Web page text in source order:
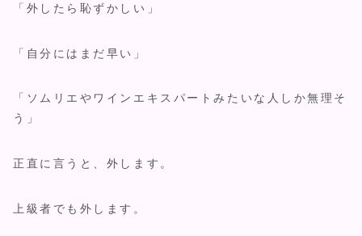
「外したら恥ずかしい」
「自分にはまだ早い」
「ソムリエやワインエキスパートみたいな人しか無理そ
う」
正直に言うと、外します。
上級者でも外します。